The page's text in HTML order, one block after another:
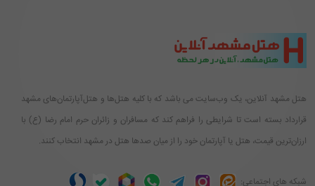
هتل مشهد آنلاین، یک وب‌سایت می باشد که با کلیه هتل‌ها و هتل‌آپارتمان‌های مشهد
قرارداد بسته است تا شرایطی را فراهم کند که مسافران و زائران حرم امام رضا (ع) با
ارزان‌ترین قیمت، هتل یا آپارتمان خود را از میان صدها هتل در مشهد انتخاب کنند.
شبکه های اجتماعی: